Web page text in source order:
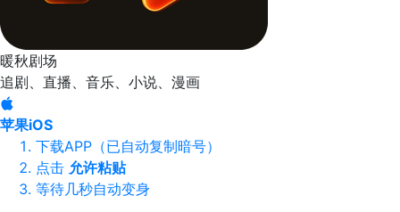
暖秋剧场
追剧、直播、音乐、小说、漫画
苹果iOS
下载APP（已自动复制暗号）
点击 允许粘贴
等待几秒自动变身